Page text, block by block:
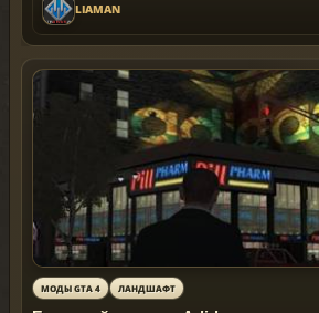
LIAMAN
МОДЫ GTA 4 ЛАНДШАФТ